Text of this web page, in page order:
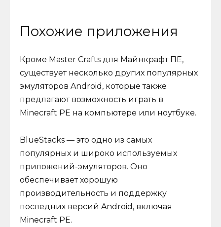
Похожие приложения
Кроме Master Crafts для Майнкрафт ПЕ,
существует несколько других популярных
эмуляторов Android, которые также
предлагают возможность играть в
Minecraft PE на компьютере или ноутбуке.
BlueStacks — это одно из самых
популярных и широко используемых
приложений-эмуляторов. Оно
обеспечивает хорошую
производительность и поддержку
последних версий Android, включая
Minecraft PE.